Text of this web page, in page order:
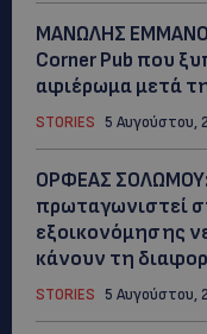
ΜΑΝΩΛΗΣ
Corner Pub που
αφιέρωμα μετά
STORIES 5 Αυγούστου,
ΟΡΦΕΑΣ ΣΟΛΩΜΟΥ:
πρωταγωνιστεί
εξοικονόμησης
κάνουν τη
STORIES 5 Αυγούστου,